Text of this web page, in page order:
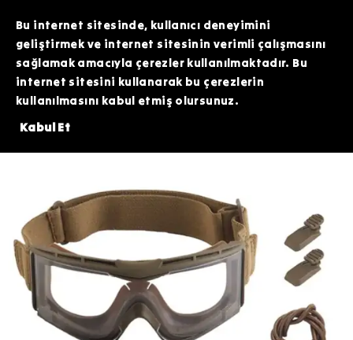
HATTIMIZDAN BİZİMLE İLETİŞİME GEÇEBİLİRSİNİZ. SİZE EN İYİ FIRSATLARI
SUNMAK İÇİN BURADAYIZ!
Bu internet sitesinde, kullanıcı deneyimini
geliştirmek ve internet sitesinin verimli çalışmasını
sağlamak amacıyla çerezler kullanılmaktadır. Bu
internet sitesini kullanarak bu çerezlerin
kullanılmasını kabul etmiş olursunuz.
Kabul Et
200 TL DEĞERİNDEKİ ARDİTİ TACTİCAL SİLİKON PATCH